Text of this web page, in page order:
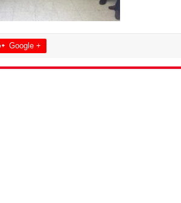
Google +